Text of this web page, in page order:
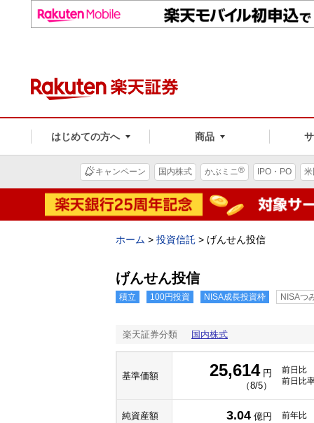
はじめての方へ 商品
キャンペーン 国内株式 かぶミニ® IPO・PO
ホーム > 投資信託 > げんせん投信
げんせん投信
積立 100円投資 NISA成長投資枠 NISAつ
楽天証券分類 国内株式
基準価額 25,614円
（8/5）
前日比
前日比
純資産額 3.04 億円 前年比